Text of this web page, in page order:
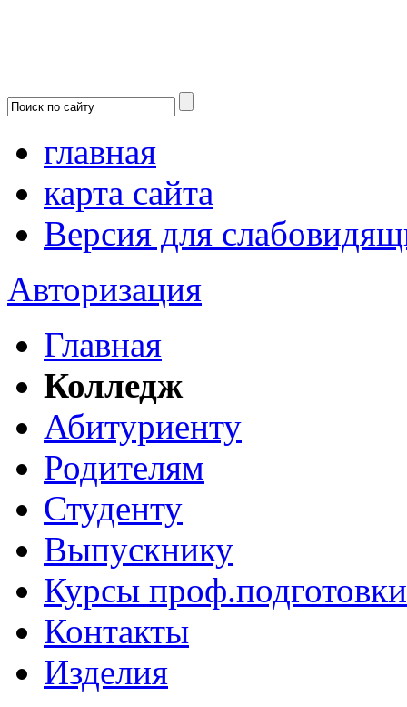
главная
карта сайта
Версия для
Авторизация
Главная
Колледж
Абитуриенту
Родителям
Студенту
Выпускнику
Курсы проф.подготовки
Контакты
Изделия